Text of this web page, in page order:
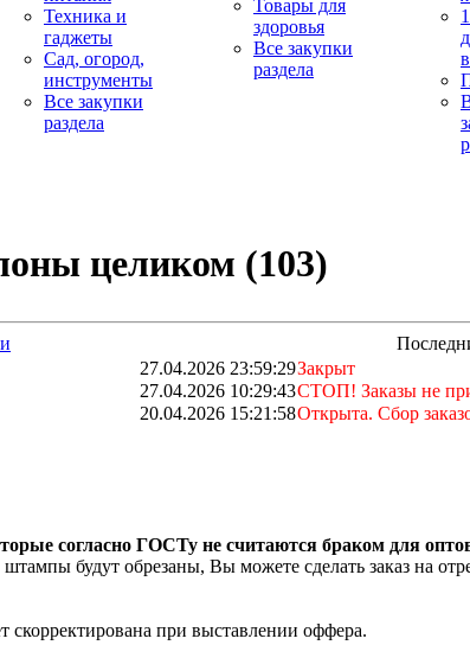
Техника и
гаджеты
Сад, огород,
инструменты
Все закупки
раздела
Товары для
здоровья
Все закупки
раздела
целиком (103)
27.04.2026 23:59:29Закрыт
27.04.2026 10:29:43СТОП! Заказы не
20.04.2026 15:21:58Открыта. Сбор
согласно ГОСТу не считаются браком для
будут обрезаны, Вы можете сделать заказ на
скорректирована при выставлении оффера.